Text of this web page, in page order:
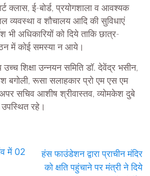
क्लास, ई-बोर्ड, प्रयोगशाला व आवश्यक
व्यवस्था व शौचालय आदि की सुविधाएं
भी अधिकारियों को दिये ताकि छात्र-
में कोई समस्या न आये।
उच्च शिक्षा उन्नयन समिति डॉ. देवेंद्र भसीन,
बगोली, रूसा सलाहकार प्रो एम एस एम
अपर सचिव आशीष श्रीवास्तव, व्योमकेश दुबे
रहे।
में 02
हंस फाउंडेशन द्वारा प्राचीन मंदिर
को क्षति पहुंचाने पर मंत्री ने दिये